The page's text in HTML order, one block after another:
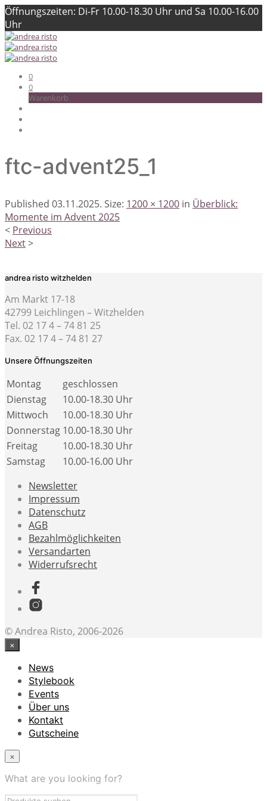
Öffnungszeiten: Di-Fr 10.00-18.30 Uhr und Sa 10.00-16.00
Uhr
0
0
Warenkorb
ftc-advent25_1
Published 03.11.2025. Size: 1200 × 1200 in Überblick:
Momente im Advent 2025
< Previous
Next>
andrea risto witzhelden
Am Markt 17-18
42799 Leichlingen – Witzhelden
Tel. 02 17 4 – 74 81 25
Fax. 02 17 4 – 74 81 27
Unsere Öffnungszeiten
Montag
geschlossen
Dienstag
10.00-18.30 Uhr
Mittwoch
10.00-18.30 Uhr
Donnerstag 10.00-18.30 Uhr
Freitag
10.00-18.30 Uhr
Samstag
10.00-16.00 Uhr
Newsletter
Impressum
Datenschutz
AGB
Bezahlmöglichkeiten
Versandarten
Widerrufsrecht
© Andrea Risto, 2006-2026
×
News
Stylebook
Events
Über uns
Kontakt
Gutscheine
×
What are you looking for?